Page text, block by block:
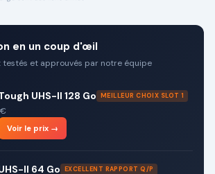
en un coup d'œil
testés et approuvés par notre équipe
UHS-II 128 Go MEILLEUR CHOIX SLOT 1
Voir le prix →
II 64 Go EXCELLENT RAPPORT Q/P